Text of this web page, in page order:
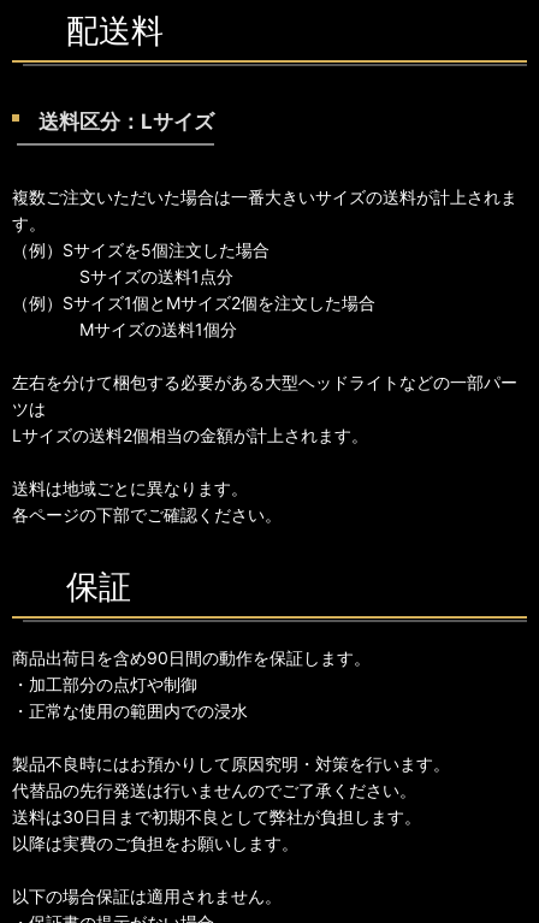
配送料
送料区分：Lサイズ
複数ご注文いただいた場合は一番大きいサイズの送料が計上されま
す。
（例）Sサイズを5個注文した場合
Sサイズの送料1点分
（例）Sサイズ1個とMサイズ2個を注文した場合
Mサイズの送料1個分
左右を分けて梱包する必要がある大型ヘッドライトなどの一部パー
ツは
Lサイズの送料2個相当の金額が計上されます。
送料は地域ごとに異なります。
各ページの下部でご確認ください。
保証
商品出荷日を含め90日間の動作を保証します。
・加工部分の点灯や制御
・正常な使用の範囲内での浸水
製品不良時にはお預かりして原因究明・対策を行います。
代替品の先行発送は行いませんのでご了承ください。
送料は30日目まで初期不良として弊社が負担します。
以降は実費のご負担をお願いします。
以下の場合保証は適用されません。